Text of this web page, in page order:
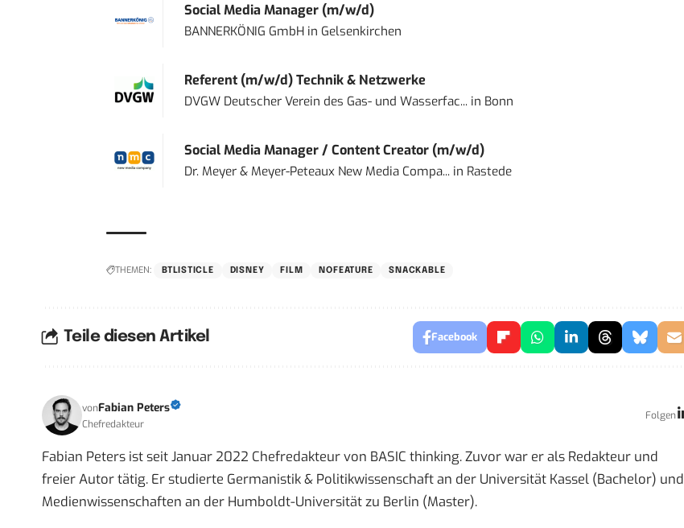
Social Media Manager (m/w/d)
BANNERKÖNIG GmbHin Gelsenkirchen
Referent (m/w/d) Technik & Netzwerke
DVGW Deutscher Verein des Gas- und Wasserfac...in Bonn
Social Media Manager / Content Creator (m/w/d)
Dr. Meyer & Meyer-Peteaux New Media Compa...in Rastede
THEMEN: BTLISTICLE DISNEY FILM NOFEATURE SNACKABLE
Teile diesen Artikel Facebook
vonFabian Peters
Chefredakteur
Folgen
Fabian Peters ist seit Januar 2022 Chefredakteur von BASIC thinking. Zuvor war er als Redakteur und
freier Autor tätig. Er studierte Germanistik & Politikwissenschaft an der Universität Kassel (Bachelor) und
Medienwissenschaften an der Humboldt-Universität zu Berlin (Master).